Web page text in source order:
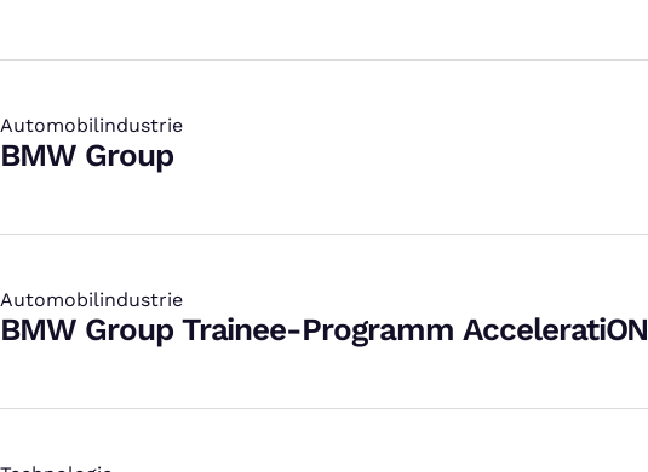
Automobilindustrie
:
BMW Group
Automobilindustrie
:
BMW Group Trainee-Programm AcceleratiON